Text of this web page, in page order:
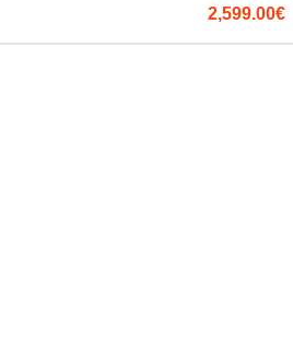
2,599.00€